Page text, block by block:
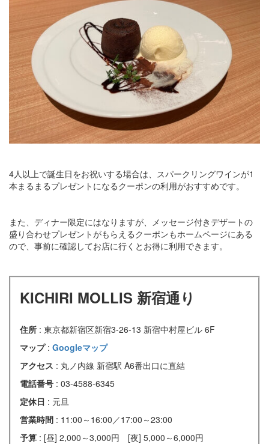
4人以上で誕生日をお祝いする場合は、スパークリングワインが1
本まるまるプレゼントになるクーポンの利用がおすすめです。
また、ディナー限定にはなりますが、メッセージ付きデザートの
盛り合わせプレゼントがもらえるクーポンもホームページにある
ので、事前に確認してお店に行くとお得に利用できます。
KICHIRI MOLLIS 新宿通り
住所 : 東京都新宿区新宿3-26-13 新宿中村屋ビル 6F
マップ : Googleマップ
アクセス : 丸ノ内線 新宿駅 A6番出口に直結
電話番号 : 03-4588-6345
定休日 : 元旦
営業時間 : 11:00～16:00／17:00～23:00
予算 : [昼] 2,000～3,000円 [夜] 5,000～6,000円